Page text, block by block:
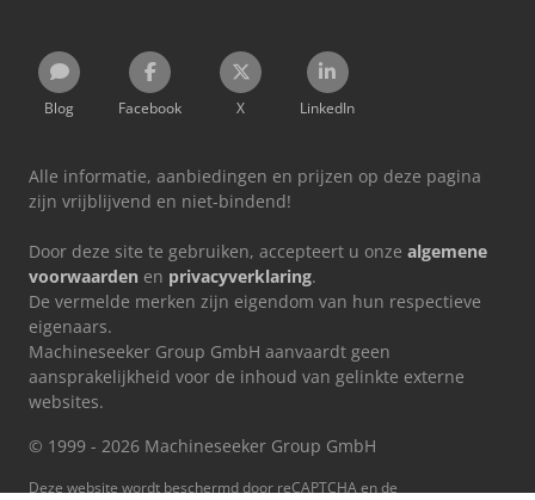
Blog Facebook X LinkedIn
Alle informatie, aanbiedingen en prijzen op deze pagina
zijn vrijblijvend en niet-bindend!
Door deze site te gebruiken, accepteert u onze algemene
voorwaarden en privacyverklaring.
De vermelde merken zijn eigendom van hun respectieve
eigenaars.
Machineseeker Group GmbH aanvaardt geen
aansprakelijkheid voor de inhoud van gelinkte externe
websites.
© 1999 - 2026 Machineseeker Group GmbH
Deze website wordt beschermd door reCAPTCHA en de